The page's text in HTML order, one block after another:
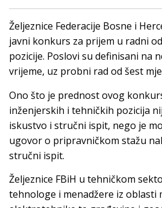
Željeznice Federacije Bosne i
javni konkurs za prijem u radni
pozicije. Poslovi su definisani na
vrijeme, uz probni rad od šest
Ono što je prednost ovog
inženjerskih i tehničkih pozicija
iskustvo i stručni ispit, nego je
ugovor o pripravničkom stažu
stručni ispit.
Željeznice FBiH u tehničkom
tehnologe i menadžere iz oblasti